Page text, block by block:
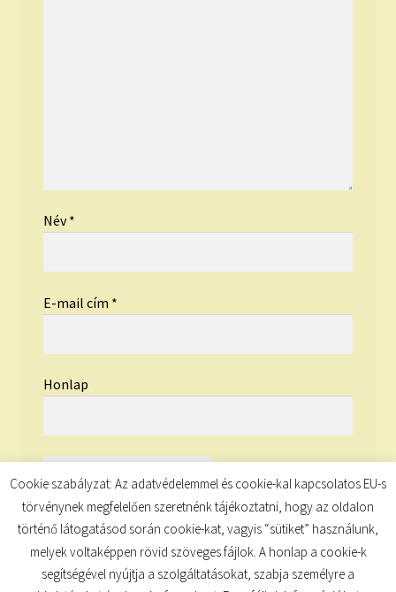
Név*
E-mail cím *
Honlap
Cookie szabályzat: Az adatvédelemmel és cookie-kal kapcsolatos EU-s
törvénynek megfelelően szeretnénk tájékoztatni, hogy az oldalon
történő látogatásod során cookie-kat, vagyis “sütiket” használunk,
melyek voltaképpen rövid szöveges fájlok. A honlap a cookie-k
segítségével nyújtja a szolgáltatásokat, szabja személyre a